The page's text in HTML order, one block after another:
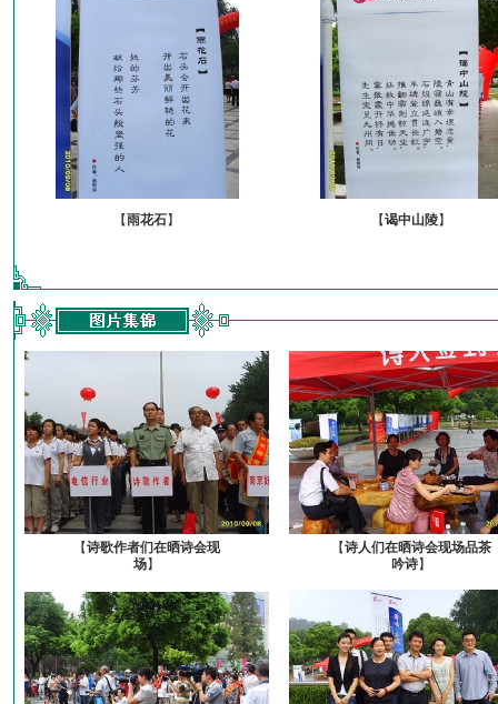
【雨花石】 【谒中山陵】
【诗歌作者们在晒诗会现
场】
【诗人们在晒诗会现场品茶
吟诗】